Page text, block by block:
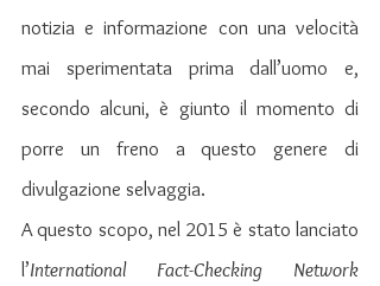
notizia e informazione con una velocità
mai sperimentata prima dall’uomo e,
secondo alcuni, è giunto il momento di
porre un freno a questo genere di
divulgazione selvaggia.
A questo scopo, nel 2015 è stato lanciato
l’International Fact-Checking Network